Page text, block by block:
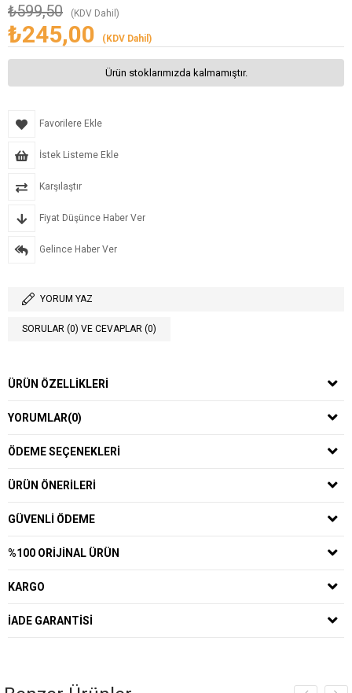
₺599,50 (KDV Dahil)
₺245,00 (KDV Dahil)
Ürün stoklarımızda kalmamıştır.
Favorilere Ekle
İstek Listeme Ekle
Karşılaştır
Fiyat Düşünce Haber Ver
Gelince Haber Ver
YORUM YAZ
SORULAR (0) VE CEVAPLAR (0)
ÜRÜN ÖZELLIKLERI
YORUMLAR(0)
ÖDEME SEÇENEKLERI
ÜRÜN ÖNERILERI
GÜVENLI ÖDEME
%100 ORIJINAL ÜRÜN
KARGO
İADE GARANTISI